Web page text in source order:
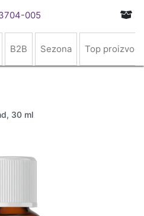
005
B2B Sezona Top proizvodi
30 ml